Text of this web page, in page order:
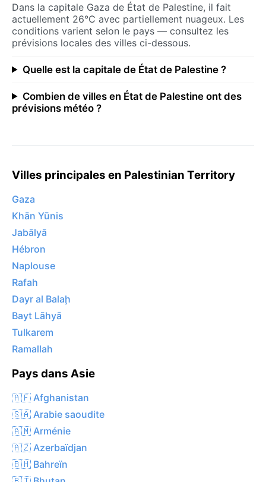
Dans la capitale Gaza de État de Palestine, il fait
actuellement 26°C avec partiellement nuageux. Les
conditions varient selon le pays — consultez les
prévisions locales des villes ci-dessous.
Quelle est la capitale de État de Palestine ?
Combien de villes en État de Palestine ont des
prévisions météo ?
Villes principales en Palestinian Territory
Gaza
Khān Yūnis
Jabālyā
Hébron
Naplouse
Rafah
Dayr al Balaḩ
Bayt Lāhyā
Tulkarem
Ramallah
Pays dans Asie
🇦🇫 Afghanistan
🇸🇦 Arabie saoudite
🇦🇲 Arménie
🇦🇿 Azerbaïdjan
🇧🇭 Bahreïn